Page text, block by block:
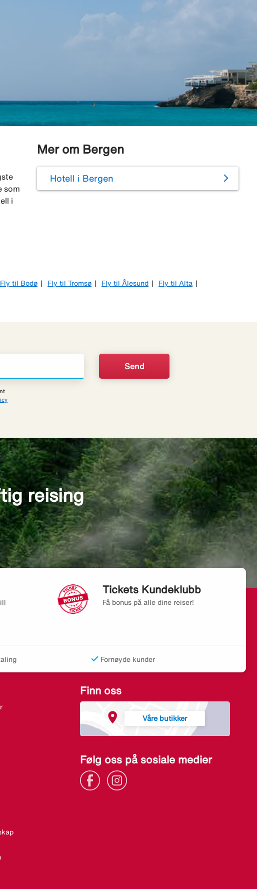
som
i
Mer om Bergen
Hotell i Bergen
Fly til Bodø Fly til Tromsø Fly til Ålesund
Fly til Alta
reising
Tickets Kundeklubb
Få bonus på alle dine reiser!
Fornøyde kunder
Finn oss
Våre butikker
Følg oss på sosiale medier